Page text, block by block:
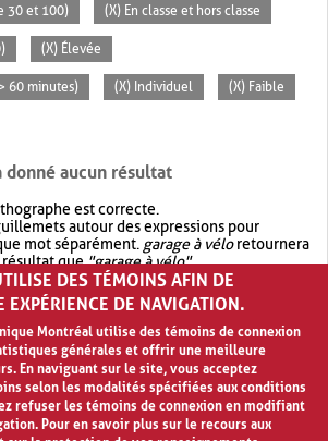
30 et 100) (X) En classe et hors classe
(X) Élevée
60 minutes) (X) Individuel (X) Faible
donné aucun résultat
est correcte.
autour des expressions pour
mot séparément. garage à véloretournera
résultat que"garage à vélo".
votre recherche avec OR.garage OR vélo
plus de résultat quegarage à vélo
DES TÉMOINS AFIN DE
EXPÉRIENCE DE NAVIGATION.
Montréal utilise des témoins de connexion
générales et offrir une meilleure
En naviguant sur le site, vous acceptez
selon les modalités spécifiées aux conditions
refuser les témoins de connexion en modifiant
Pour en savoir plus sur le recours aux